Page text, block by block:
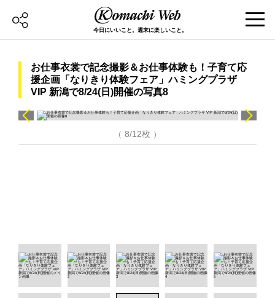
今日にいいこと。週末に楽しいこと。
お仕事衣裳で記念撮影＆お仕事体験も！子育て応
援企画「なりきり体験フェア」ハミングプラザ
VIP 新潟で8/24(日)開催の写真8
（ 8/12枚 ）